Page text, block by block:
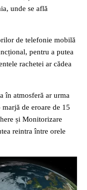
unde se află
de telefonie mobilă
pentru a putea
rachetei ar cădea
în atmosferă ar urma
de eroare de 15
și Monitorizare
reintra între orele